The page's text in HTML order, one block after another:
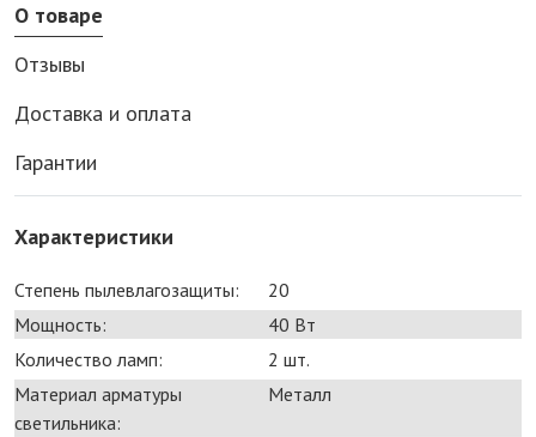
О товаре
Отзывы
Доставка и оплата
Гарантии
Характеристики
Степень пылевлагозащиты:
20
Мощность:
40 Bт
Количество ламп:
2 шт.
Материал арматуры
светильника:
Металл